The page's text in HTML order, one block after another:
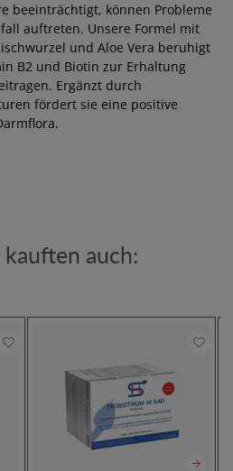
beeinträchtigt, können Probleme
auftreten. Unsere Formel mit
und Aloe Vera beruhigt
B2 und Biotin zur Erhaltung
Ergänzt durch
fördert sie eine positive
auch: